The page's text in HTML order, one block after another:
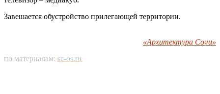
Завешается обустройство прилегающей территории.
«Архитектура Сочи»
по материалам: sc-os.ru